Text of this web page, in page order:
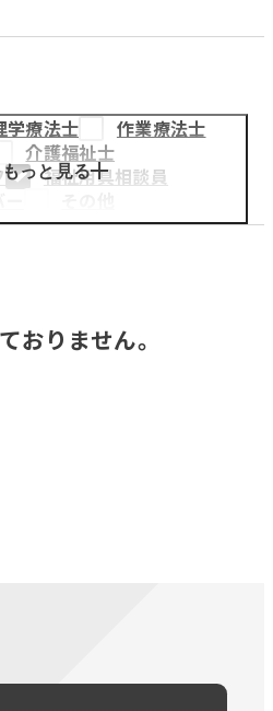
学療法士
作業療法士
介護福祉士
福祉用具相談員
っと見る
おりません。